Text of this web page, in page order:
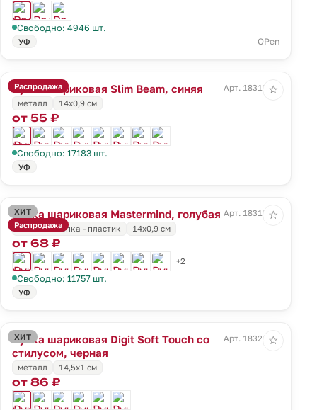
Свободно: 4946 шт.
УФ OPen
Распродажа
Ручка шариковая Slim Beam, синяя
Арт. 18318.40
металл
14х0,9 см
от 55 ₽
Свободно: 17183 шт.
УФ
☆
ХИТ
Распродажа
Ручка шариковая Mastermind, голубая Арт. 18319.14
носик и кнопка - пластик
14х0,9 см
от 68 ₽
+2
Свободно: 11757 шт.
УФ
☆
ХИТ
Ручка шариковая Digit Soft Touch со
стилусом, черная
Арт. 18322.30
металл 14,5х1 см
от 86 ₽
☆